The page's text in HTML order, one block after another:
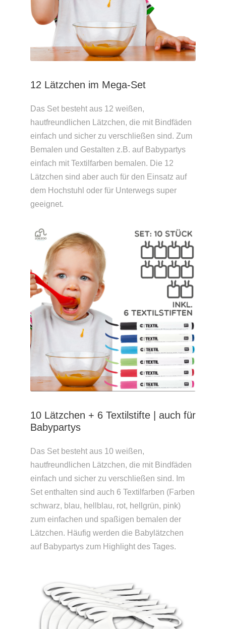
12 Lätzchen im Mega-Set
Das Set besteht aus 12 weißen,
hautfreundlichen Lätzchen, die mit Bindfäden
einfach und sicher zu verschließen sind. Zum
Bemalen und Gestalten z.B. auf Babypartys
einfach mit Textilfarben bemalen. Die 12
Lätzchen sind aber auch für den Einsatz auf
dem Hochstuhl oder für Unterwegs super
geeignet.
10 Lätzchen + 6 Textilstifte | auch für
Babypartys
Das Set besteht aus 10 weißen,
hautfreundlichen Lätzchen, die mit Bindfäden
einfach und sicher zu verschließen sind. Im
Set enthalten sind auch 6 Textilfarben (Farben
schwarz, blau, hellblau, rot, hellgrün, pink)
zum einfachen und spaßigen bemalen der
Lätzchen. Häufig werden die Babylätzchen
auf Babypartys zum Highlight des Tages.